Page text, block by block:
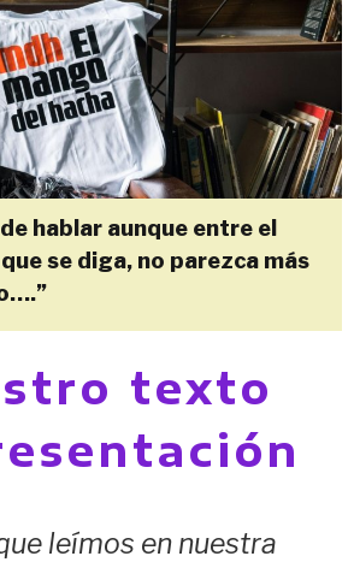
hablar aunque entre el
se diga, no parezca más
texto
leímos en nuestra